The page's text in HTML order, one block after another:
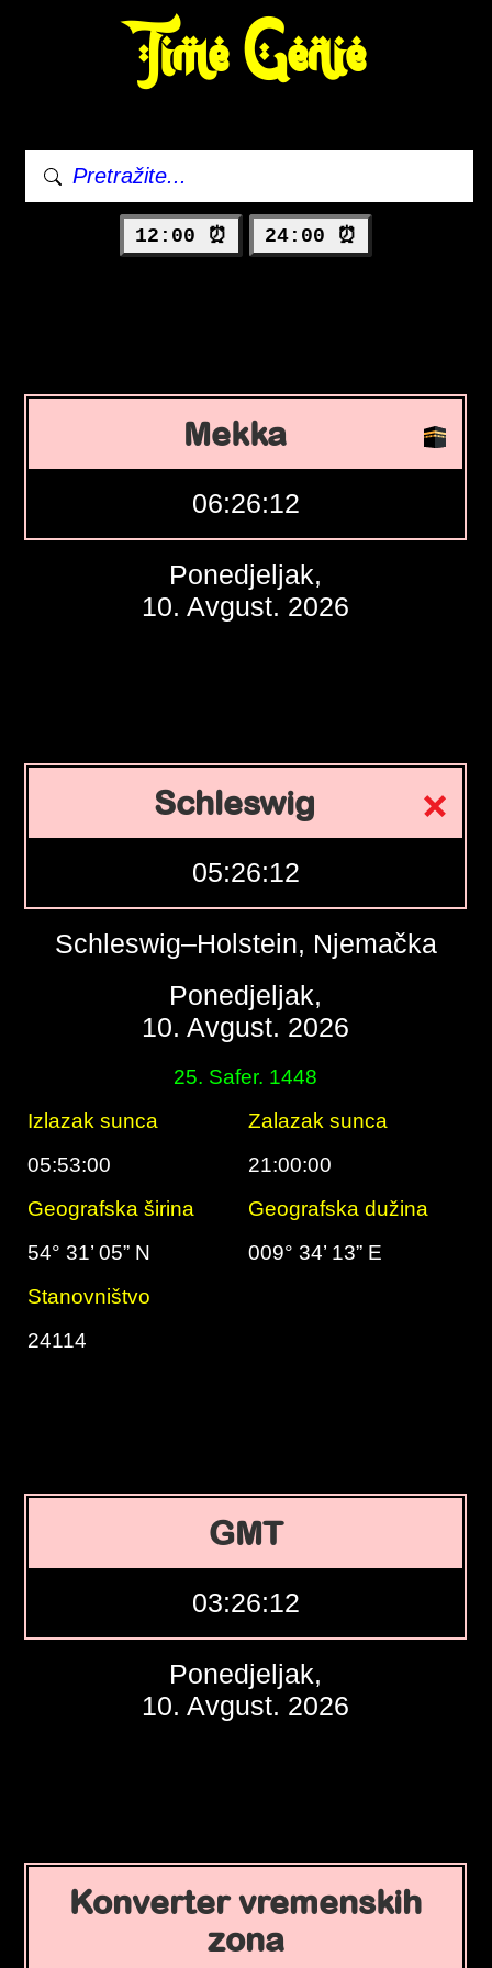
Time Genie
12:00 ⏰ 24:00 ⏰
Mekka
06:26:13
Ponedjeljak,
10. Avgust. 2026
Schleswig
05:26:13
Schleswig–Holstein, Njemačka
Ponedjeljak,
10. Avgust. 2026
25. Safer. 1448
Izlazak sunca
Zalazak sunca
05:53:00
21:00:00
Geografska širina
Geografska dužina
54° 31’ 05” N
009° 34’ 13” E
Stanovništvo
24114
GMT
03:26:13
Ponedjeljak,
10. Avgust. 2026
Konverter vremenskih
zona